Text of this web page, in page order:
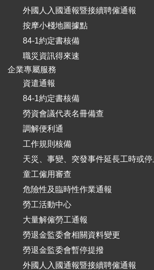
外國人入國通報暨接續聘僱通報
按摩小棧地圖據點
84-1約定書核備
職災資訊得來速
企業專屬服務
資遣通報
84-1約定書核備
勞資會議代表名冊備查
調解便利通
工作規則核備
天災、事變、突發事件延長工時或
童工僱用審查
危險性及臨時性作業通報
勞工活動中心
大量解僱勞工通報
勞退金監委會相關資料變更
勞退金監委會暫停提撥
外國人入國通報暨接續聘僱通報